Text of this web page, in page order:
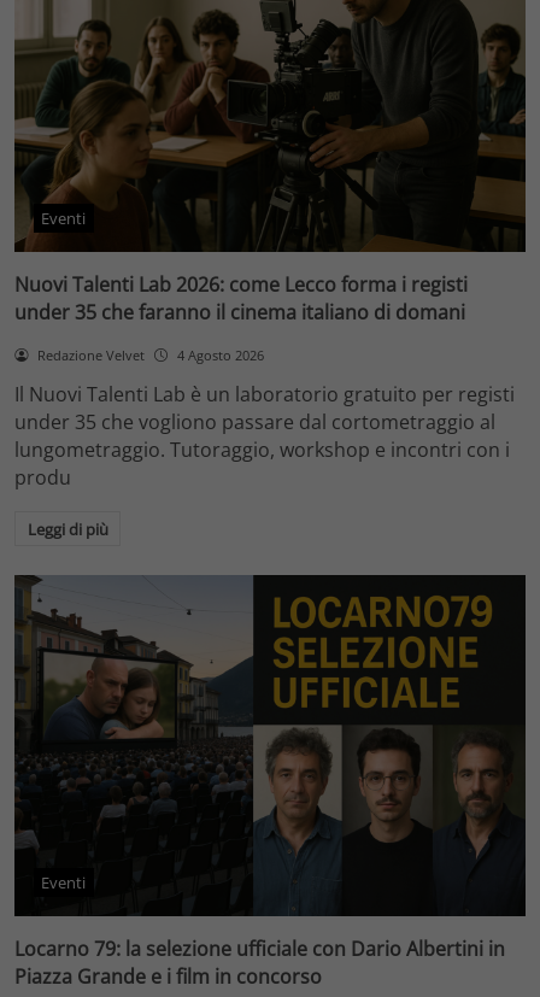
Eventi
Nuovi Talenti Lab 2026: come Lecco forma i registi
under 35 che faranno il cinema italiano di domani
Redazione Velvet 4 Agosto 2026
Il Nuovi Talenti Lab è un laboratorio gratuito per registi
under 35 che vogliono passare dal cortometraggio al
lungometraggio. Tutoraggio, workshop e incontri con i
produ
Leggi di più
Eventi
Locarno 79: la selezione ufficiale con Dario Albertini in
Piazza Grande e i film in concorso